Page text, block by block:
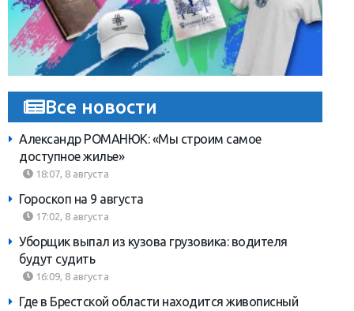
Все новости
Александр РОМАНЮК: «Мы строим самое
доступное жилье»
18:07, 8 августа
Гороскоп на 9 августа
17:02, 8 августа
Уборщик выпал из кузова грузовика: водителя
будут судить
16:09, 8 августа
Где в Брестской области находится живописный